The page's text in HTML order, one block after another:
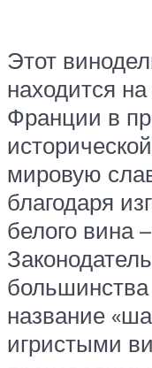
Этот
находится
Франции в
мировую
благодаря
белого вина
название
игристыми